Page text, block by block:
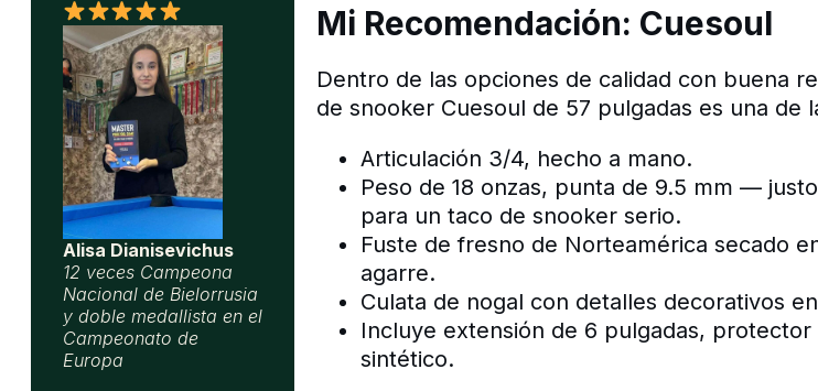
Alisa Dianisevichus
12 veces Campeona
Nacional de Bielorrusia
y doble medallista en el
Campeonato de
Europa
Mi Recomendación: Cuesoul
Dentro de las opciones de calidad con buena
de snooker Cuesoul de 57 pulgadas es una de
Articulación 3/4, hecho a mano.
Peso de 18 onzas, punta de 9.5 mm —
para un taco de snooker serio.
Fuste de fresno de Norteamérica secado
agarre.
Culata de nogal con detalles decorativos
Incluye extensión de 6 pulgadas,
sintético.